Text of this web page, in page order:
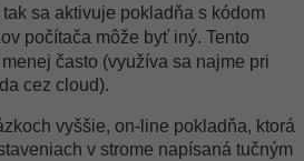
tak sa aktivuje pokladňa s kódom
počítača môže byť iný. Tento
často (využíva sa najme pri
cez cloud).
vyššie, on-line pokladňa, ktorá
v strome napísaná tučným